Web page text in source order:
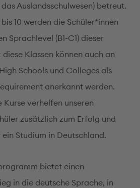
Auslandsschulwesen) betreut.
10 werden die Schüler*innen
Sprachlevel (B1-C1) dieser
Klassen können auch an
Schools und Colleges als
anerkannt werden.
Kurse verhelfen unseren
zusätzlich zum Erfolg und
Studium in Deutschland.
bietet einen
in die deutsche Sprache, in